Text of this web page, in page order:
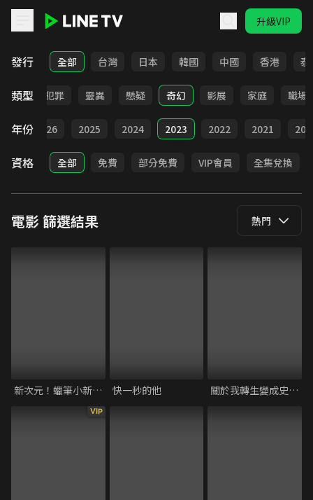
升級VIP
LINE TV - 電影
發行 全部 台灣 日本 韓國 中國 香港 泰
類型
勵志 犯罪 靈異 懸疑 奇幻 影展 家庭 職場
年份
部 2026 2025 2024 2023 2022 2021
資格 全部 免費 部分免費 VIP會員 全集兌換
電影篩選結果 熱門
新次元！蠟筆小新電影超能力大決戰～飛吧！手卷壽司～ 快一秒的他 關於我轉生變成史萊姆這檔事 劇場版 紅蓮之絆篇
VIP